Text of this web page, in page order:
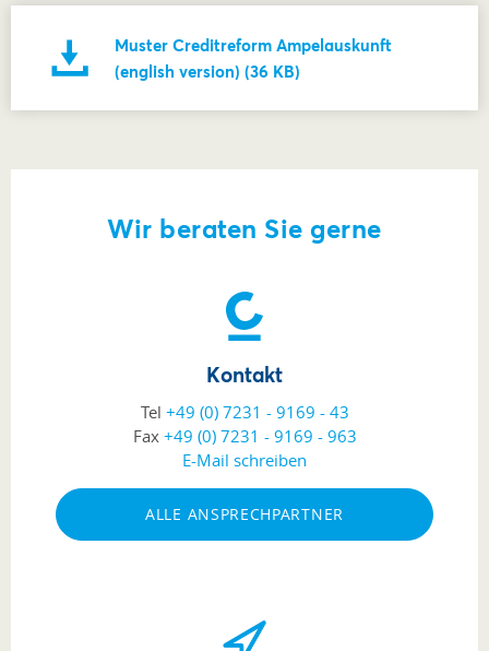
Muster Creditreform Ampelauskunft
(english version) (36 KB)
Wir beraten Sie gerne
Kontakt
Tel +49 (0) 7231 - 9169 - 43
Fax +49 (0) 7231 - 9169 - 963
E-Mail schreiben
ALLE ANSPRECHPARTNER